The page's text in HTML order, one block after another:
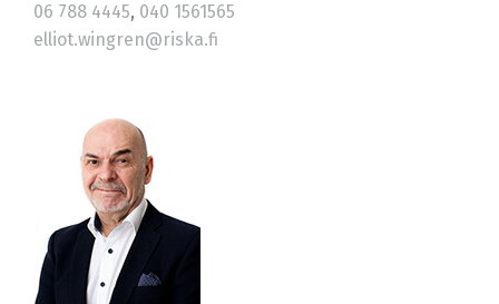
06 788 4445, 040 1561565
elliot.wingren@riska.fi